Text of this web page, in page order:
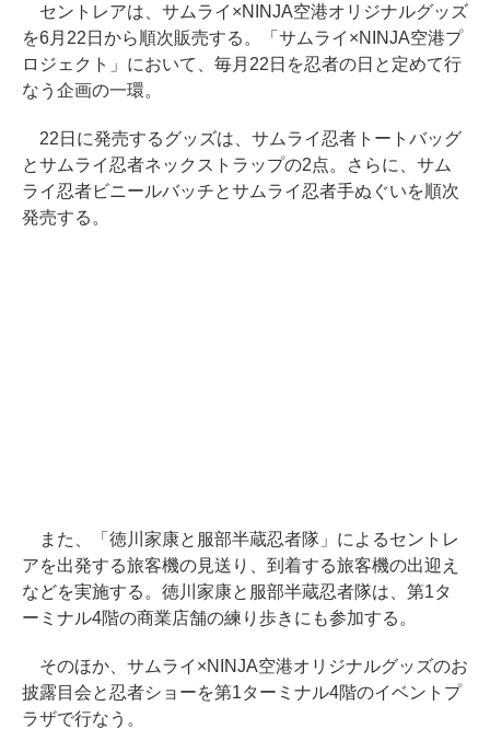
セントレアは、サムライ×NINJA空港オリジナルグッズ
を6月22日から順次販売する。「サムライ×NINJA空港プ
ロジェクト」において、毎月22日を忍者の日と定めて行
なう企画の一環。
22日に発売するグッズは、サムライ忍者トートバッグ
とサムライ忍者ネックストラップの2点。さらに、サム
ライ忍者ビニールバッチとサムライ忍者手ぬぐいを順次
発売する。
また、「徳川家康と服部半蔵忍者隊」によるセントレ
アを出発する旅客機の見送り、到着する旅客機の出迎え
などを実施する。徳川家康と服部半蔵忍者隊は、第1タ
ーミナル4階の商業店舗の練り歩きにも参加する。
そのほか、サムライ×NINJA空港オリジナルグッズのお
披露目会と忍者ショーを第1ターミナル4階のイベントプ
ラザで行なう。